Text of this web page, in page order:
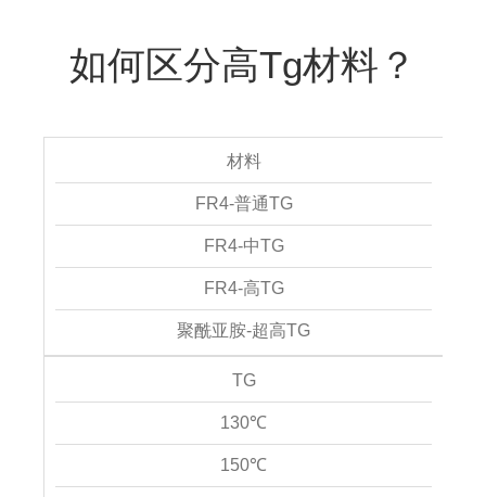
如何区分高Tg材料？
材料
FR4-普通TG
FR4-中TG
FR4-高TG
聚酰亚胺-超高TG
TG
130℃
150℃